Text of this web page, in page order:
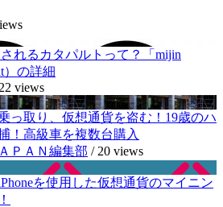
れるカタパルトって？「mijin
）の詳細
22 views
っ取り、仮想通貨を盗む！19歳のハ
！高級車を複数台購入
ＰＡＮ編集部 / 20 views
を使用した仮想通貨のマイニン